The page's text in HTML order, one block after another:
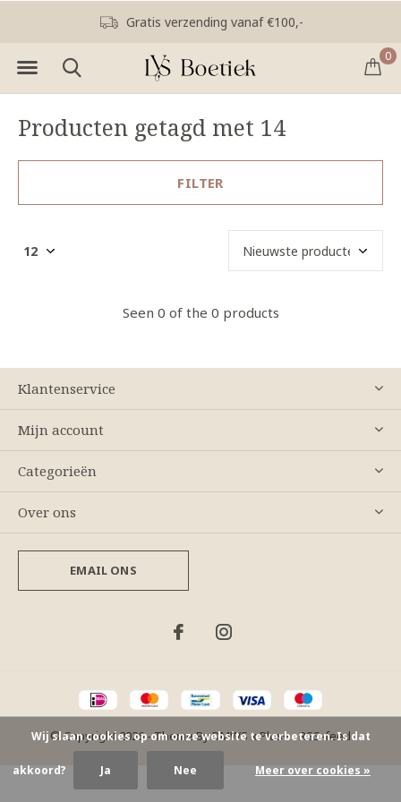
0
Gratis verzending vanaf €100,-
Producten getagd met 14
FILTER
Seen 0 of the 0 products
Klantenservice
Mijn account
Categorieën
Over ons
EMAIL ONS
© Copyright2026- Theme ByDMWS xPlus+-RSS-feed
Wij slaan cookies op om onze website te verbeteren. Is dat
akkoord? Ja Nee Meer over cookies »